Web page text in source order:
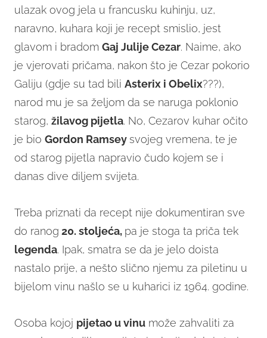
ulazak ovog jela u francusku kuhinju, uz,
naravno, kuhara koji je recept smislio, jest
glavom i bradom Gaj Julije Cezar. Naime, ako
je vjerovati pričama, nakon što je Cezar pokorio
Galiju (gdje su tad bili Asterix i Obelix???),
narod mu je sa željom da se naruga poklonio
starog, žilavog pijetla. No, Cezarov kuhar očito
je bio Gordon Ramseysvojeg vremena, te je
od starog pijetla napravio čudo kojem se i
danas dive diljem svijeta.
Treba priznati da recept nije dokumentiran sve
do ranog 20. stoljeća, pa je stoga ta priča tek
legenda. Ipak, smatra se da je jelo doista
nastalo prije, a nešto slično njemu za piletinu u
bijelom vinu našlo se u kuharici iz 1964. godine.
Osoba kojoj pijetao u vinu može zahvaliti za